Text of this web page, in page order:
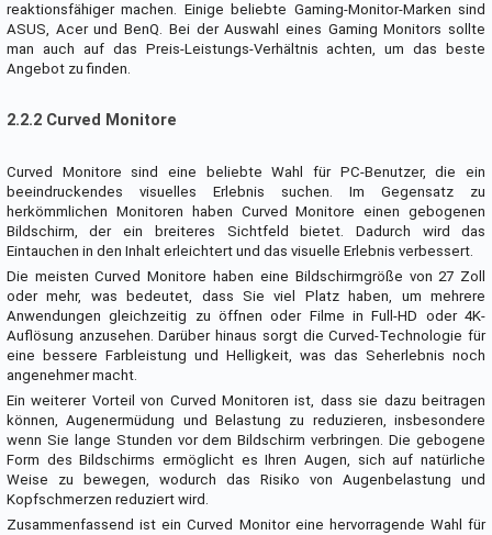
reaktionsfähiger machen. Einige beliebte Gaming-Monitor-Marken sind
ASUS, Acer und BenQ. Bei der Auswahl eines Gaming Monitors sollte
man auch auf das Preis-Leistungs-Verhältnis achten, um das beste
Angebot zu finden.
2.2.2 Curved Monitore
Curved Monitore sind eine beliebte Wahl für PC-Benutzer, die ein
beeindruckendes visuelles Erlebnis suchen. Im Gegensatz zu
herkömmlichen Monitoren haben Curved Monitore einen gebogenen
Bildschirm, der ein breiteres Sichtfeld bietet. Dadurch wird das
Eintauchen in den Inhalt erleichtert und das visuelle Erlebnis verbessert.
Die meisten Curved Monitore haben eine Bildschirmgröße von 27 Zoll
oder mehr, was bedeutet, dass Sie viel Platz haben, um mehrere
Anwendungen gleichzeitig zu öffnen oder Filme in Full-HD oder 4K-
Auflösung anzusehen. Darüber hinaus sorgt die Curved-Technologie für
eine bessere Farbleistung und Helligkeit, was das Seherlebnis noch
angenehmer macht.
Ein weiterer Vorteil von Curved Monitoren ist, dass sie dazu beitragen
können, Augenermüdung und Belastung zu reduzieren, insbesondere
wenn Sie lange Stunden vor dem Bildschirm verbringen. Die gebogene
Form des Bildschirms ermöglicht es Ihren Augen, sich auf natürliche
Weise zu bewegen, wodurch das Risiko von Augenbelastung und
Kopfschmerzen reduziert wird.
Zusammenfassend ist ein Curved Monitor eine hervorragende Wahl für